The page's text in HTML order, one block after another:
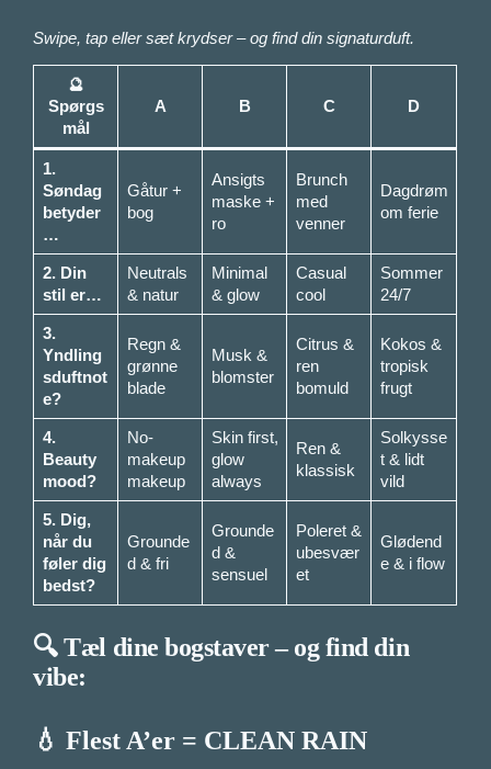
Swipe, tap eller sæt krydser – og find din signaturduft.
🔮
Spørgs
mål
A B C D
1.
Søndag
betyder
…
Gåtur +
bog
Ansigts
maske +
ro
Brunch
med
venner
Dagdrøm
om ferie
2. Din
stil er…
Neutrals
& natur
Minimal
& glow
Casual
cool
Sommer
24/7
3.
Yndling
sduftnot
e?
Regn &
grønne
blade
Musk &
blomster
Citrus &
ren
bomuld
Kokos &
tropisk
frugt
4.
Beauty
mood?
No-
makeup
makeup
Skin first,
glow
always
Ren &
klassisk
Solkysse
t & lidt
vild
5. Dig,
når du
føler dig
bedst?
Grounde
d & fri
Grounde
d &
sensuel
Poleret &
ubesvær
et
Glødend
e & i flow
🔍 Tæl dine bogstaver – og find din
vibe:
💧 Flest A’er = CLEAN RAIN